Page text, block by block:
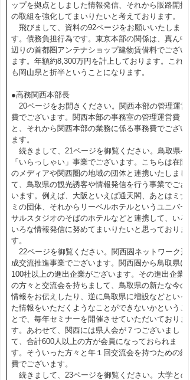
ップを拠点としました情報発信、それから販路開拓
の取組を強化してまいりたいと考えております。
飛びまして、資料の92ページをお願いいたしま
す。債務負担行為です。東京本部の関係は、真ん中
辺りの首都圏アンテナショップ建物賃借料でござい
ます。年額約8,300万円を計上しております。これ
も岡山県と折半ということになります。
●高務関西本部長
20ページをお開きください。関西本部の管理運営
費でございます。関西本部の事務室の管理運営費
と、それから関西本部の業務に係る事務費でござい
ます。
続きまして、21ページを御覧ください。鳥取県へ
「いらっしゃい」事業でございます。こちらは在阪
のメディアや関西圏の地域の団体と連携いたしまし
て、鳥取県の観光誘客や情報発信を行う事業でござ
います。例えば、大阪といえば通天閣、あとはミナ
ミの団体、それからリーベルホテルというユニバー
サルスタジオのそばのホテルなどと連携して、いろ
いろな情報発信に努めてまいりたいと思っておりま
す。
22ページを御覧ください。関西圏ネットワーク形
成交流推進事業でございます。関西圏から鳥取県に
100社以上の進出企業がございます。その進出企業
の方々と交流会を持ちまして、鳥取県の新たな今の
情報をお伝えしたり、逆に鳥取県に増設などといっ
た情報をいただくようなことができないかというこ
とで、毎年セミナーを開催させていただいておりま
す。あわせて、関西には県人会が７つございまし
て、合計600人以上の方が会員になっておられま
す。そういった方々と年１回交流会を持つための経
費でございます。
続きまして、23ページを御覧ください。大学との